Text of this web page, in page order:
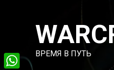
содержимому
ВРЕМЯ В ПУТЬ